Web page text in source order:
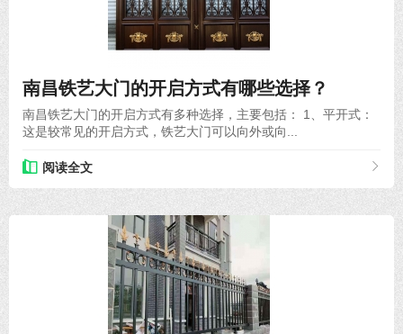
南昌铁艺大门的开启方式有哪些选择？
南昌铁艺大门的开启方式有多种选择，主要包括： 1、平开式：
这是较常见的开启方式，铁艺大门可以向外或向...
阅读全文